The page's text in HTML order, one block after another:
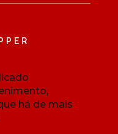
há de mais